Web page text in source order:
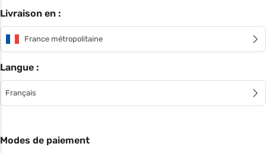
Livraison en :
France métropolitaine
Langue :
Français
Modes de paiement